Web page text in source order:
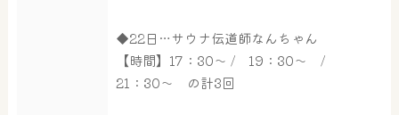
◆22日…サウナ伝道師なんちゃん
【時間】17：30～ / 19：30～ /
21：30～ の計3回